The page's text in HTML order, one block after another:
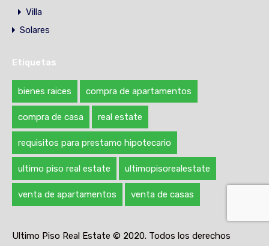
Villa
Solares
Etiquetas
bienes raices compra de apartamentos
compra de casa real estate
requisitos para prestamo hipotecario
ultimo piso real estate ultimopisorealestate
venta de apartamentos venta de casas
Ultimo Piso Real Estate © 2020. Todos los derechos